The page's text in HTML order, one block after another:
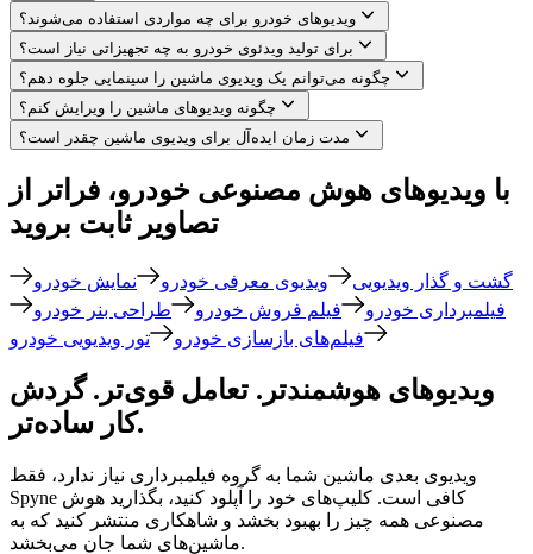
ویدیوهای خودرو برای چه مواردی استفاده می‌شوند؟
برای تولید ویدئوی خودرو به چه تجهیزاتی نیاز است؟
چگونه می‌توانم یک ویدیوی ماشین را سینمایی جلوه دهم؟
چگونه ویدیوهای ماشین را ویرایش کنم؟
مدت زمان ایده‌آل برای ویدیوی ماشین چقدر است؟
با ویدیوهای هوش مصنوعی خودرو، فراتر از
تصاویر ثابت بروید
گشت و گذار ویدیویی ویدیوی معرفی خودرو
نمایش خودرو
فیلمبرداری خودرو
فیلم فروش خودرو
طراحی بنر خودرو
فیلم‌های بازسازی خودرو
تور ویدیویی خودرو
ویدیوهای هوشمندتر. تعامل قوی‌تر. گردش
کار ساده‌تر.
ویدیوی بعدی ماشین شما به گروه فیلمبرداری نیاز ندارد، فقط
Spyne کافی است. کلیپ‌های خود را آپلود کنید، بگذارید هوش
مصنوعی همه چیز را بهبود بخشد و شاهکاری منتشر کنید که به
ماشین‌های شما جان می‌بخشد.